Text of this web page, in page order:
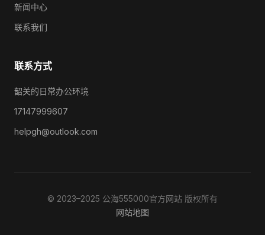
新闻中心
联系我们
联系方式
韶关的日常办公环境
17147999607
helpgh@outlook.com
© 2023–2025 公海555000官方网站 版权所有
网站地图